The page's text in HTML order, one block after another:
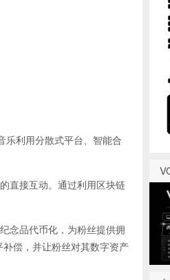
乐利用分散式平台、智能合
直接互动。通过利用区块链
念品代币化，为粉丝提供拥
偿，并让粉丝对其数字资产